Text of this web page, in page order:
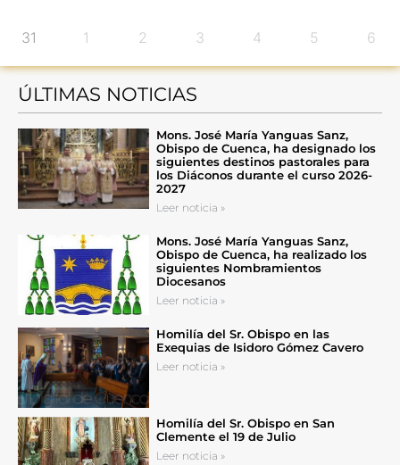
31 1 2 3 4 5 6
ÚLTIMAS NOTICIAS
Mons. José María Yanguas Sanz,
Obispo de Cuenca, ha designado los
siguientes destinos pastorales para
los Diáconos durante el curso 2026-
2027
Leer noticia »
Mons. José María Yanguas Sanz,
Obispo de Cuenca, ha realizado los
siguientes Nombramientos
Diocesanos
Leer noticia »
Homilía del Sr. Obispo en las
Exequias de Isidoro Gómez Cavero
Leer noticia »
Homilía del Sr. Obispo en San
Clemente el 19 de Julio
Leer noticia »